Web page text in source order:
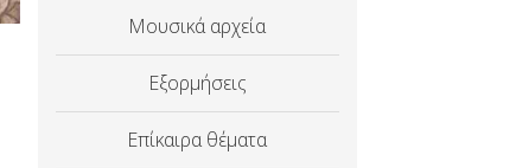
Μουσικά αρχεία
Εξορμήσεις
Επίκαιρα θέματα